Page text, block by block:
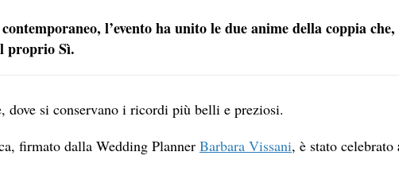
l’evento ha unito le due anime della coppia che,
proprio Sì.
dove si conservano i ricordi più belli e preziosi.
firmato dalla Wedding Planner Barbara Vissani, è stato celebrato